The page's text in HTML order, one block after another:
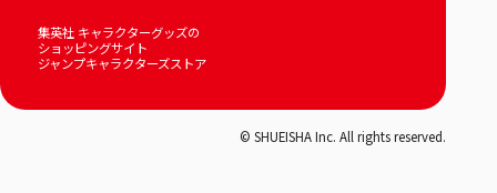
集英社 キャラクターグッズの
ショッピングサイト
ジャンプキャラクターズストア
© SHUEISHA Inc. All rights reserved.